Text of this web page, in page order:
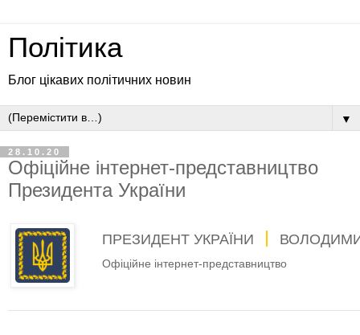
Політика
Блог цікавих політичних новин
▼
28.10.20
Офіційне інтернет-представництво
Президента України
ПРЕЗИДЕНТ УКРАЇНИ
Офіційне інтернет-представництво